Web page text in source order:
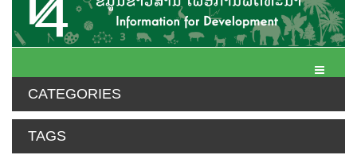
Toggle
CATEGORIES
TAGS